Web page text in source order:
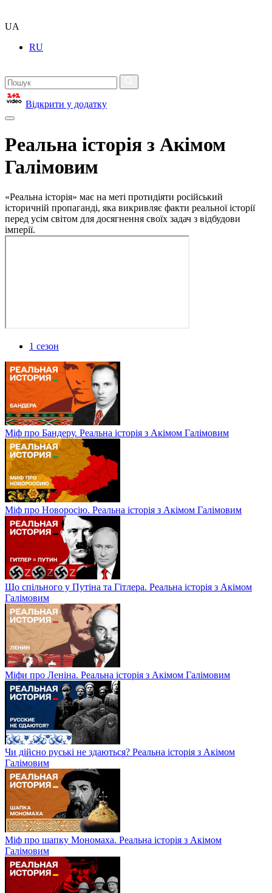
UA
RU
Відкрити у додатку
Реальна історія з Акімом
Галімовим
«Реальна історія» має на меті протидіяти російський
історичній пропаганді, яка викривляє факти реальної історії
перед усім світом для досягнення своїх задач з відбудови
імперії.
1 сезон
Міф про Бандеру. Реальна історія з Акімом Галімовим
Міф про Новоросію. Реальна історія з Акімом Галімовим
Що спільного у Путіна та Гітлера. Реальна історія з Акімом
Галімовим
Міфи про Леніна. Реальна історія з Акімом Галімовим
Чи дійсно руські не здаються? Реальна історія з Акімом
Галімовим
Міф про шапку Мономаха. Реальна історія з Акімом
Галімовим